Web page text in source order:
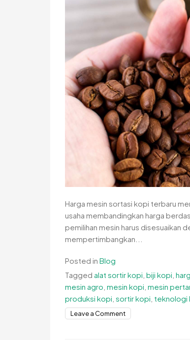
Harga mesin sortasi kopi terbaru
usaha membandingkan harga
pemilihan mesin harus disesuaikan
mempertimbangkan...
Posted in Blog
Tagged alat sortir kopi biji kopi
mesin agro mesin kopi mesin
produksi kopi sortir kopi teknologi
Leave a Commenton